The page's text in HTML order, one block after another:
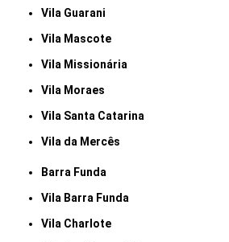
Vila Guarani
Vila Mascote
Vila Missionária
Vila Moraes
Vila Santa Catarina
Vila da Mercês
Barra Funda
Vila Barra Funda
Vila Charlote